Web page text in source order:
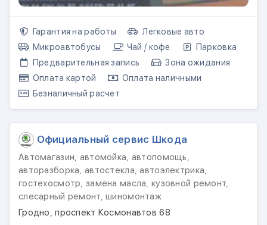
Гарантия на работы
Легковые авто
Микроавтобусы
Чай / кофе
Парковка
Предварительная запись
Зона ожидания
Оплата картой
Оплата наличными
Безналичный расчет
Официальный сервис Шкода
Автомагазин, автомойка, автопомощь,
авторазборка, автостекла, автоэлектрика,
гостехосмотр, замена масла, кузовной ремонт,
слесарный ремонт, шиномонтаж
Гродно, проспект Космонавтов 68